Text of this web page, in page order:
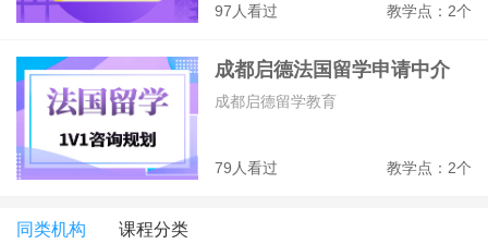
97人看过 教学点：2个
成都启德法国留学申请中介
79人看过 教学点：2个
成都启德留学教育
同类机构 课程分类